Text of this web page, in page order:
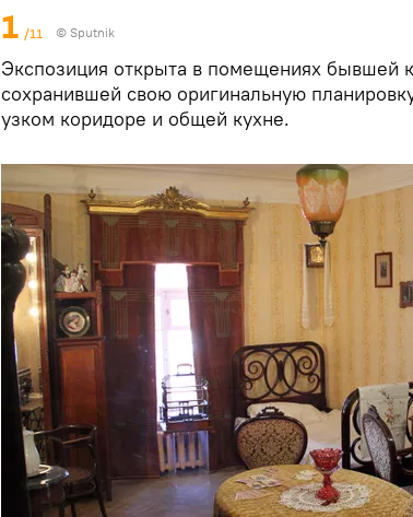
1 /11 © Sputnik
Экспозиция открыта в помещениях бывшей
сохранившей свою оригинальную
узком коридоре и общей кухне.